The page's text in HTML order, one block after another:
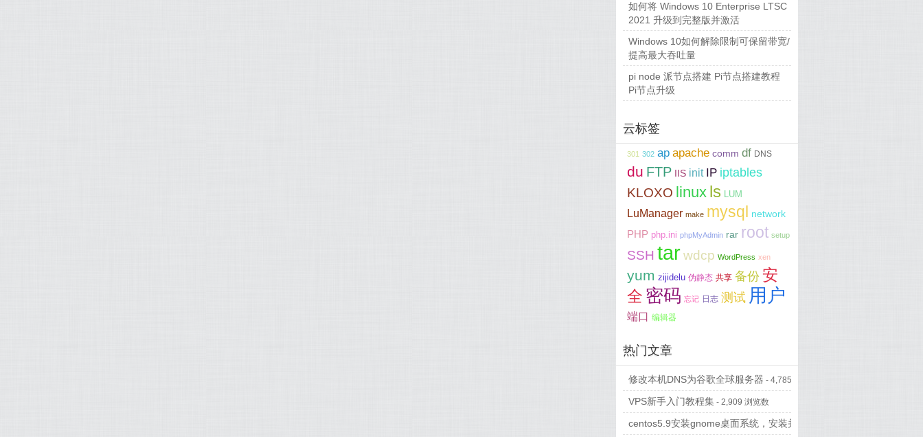
如何将 Windows 10 Enterprise LTSC
2021 升级到完整版并激活
Windows 10如何解除限制可保留带宽/
提高最大吞吐量
pi node 派节点搭建 Pi节点搭建教程
Pi节点升级
云标签
301 302 ap apache comm df DNS
du FTP IIS init IP iptables
KLOXO linux ls LUM
LuManager make mysql network
PHP php.ini phpMyAdmin rar root setup
SSH tar wdcp WordPress xen
yum zijidelu 伪静态 共享 备份 安
全 密码 忘记 日志 测试 用户
端口 编辑器
热门文章
修改本机DNS为谷歌全球服务器 - 4,785 浏览数
VPS新手入门教程集 - 2,909 浏览数
centos5.9安装gnome桌面系统，安装并配置vncserver...